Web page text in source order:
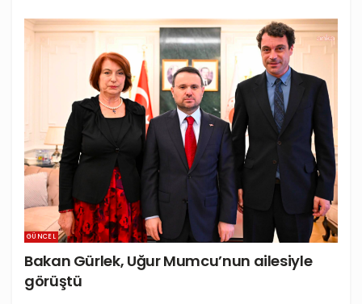
GÜNCEL
Bakan Gürlek, Uğur Mumcu’nun ailesiyle
görüştü